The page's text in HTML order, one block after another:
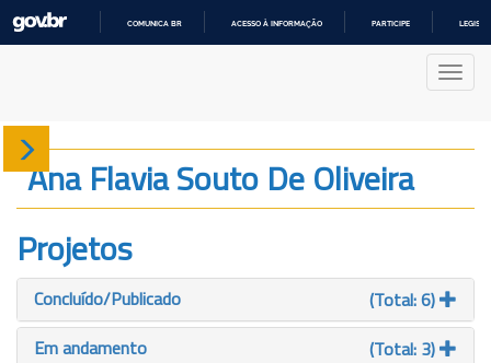
COMUNICA BR ACESSO À INFORMAÇÃO PARTICIPE
Sobre
Produção
Projetos
Gráficos
Ana Flavia Souto De Oliveira
Projetos
Concluído/Publicado
(Total: 6)
Em andamento
(Total: 3)